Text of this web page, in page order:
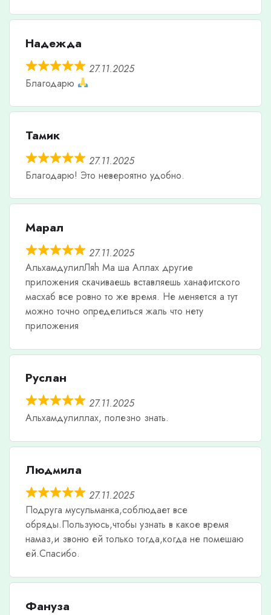
Надежда
27.11.2025
Благодарю
Тамик
27.11.2025
Благодарю! Это невероятно удобно.
Марал
27.11.2025
АльхамдулилЛяh Ма ша Аллах другие
приложения скачиваешь вставляешь ханафитского
масхаб все ровно то же время. Не меняется а тут
можно точно определиться жаль что нету
приложения
Руслан
27.11.2025
Альхамдулиллах, полезно знать.
Людмила
27.11.2025
Подруга мусульманка,соблюдает все
обряды.Пользуюсь,чтобы узнать в какое время
намаз,и звоню ей только тогда,когда не помешаю
ей.Спасибо.
Фануза